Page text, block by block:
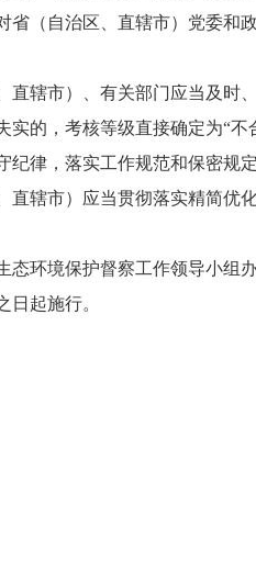
省（自治区、直辖市）党委和
辖市）、有关部门应当及时
实的，考核等级直接确定为“
纪律，落实工作规范和保密规
辖市）应当贯彻落实精简优
环境保护督察工作领导小组
起施行。